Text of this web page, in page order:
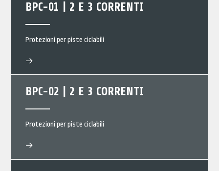
BPC-01 | 2 E 3 CORRENTI
Protezioni per piste ciclabili
BPC-02 | 2 E 3 CORRENTI
Protezioni per piste ciclabili